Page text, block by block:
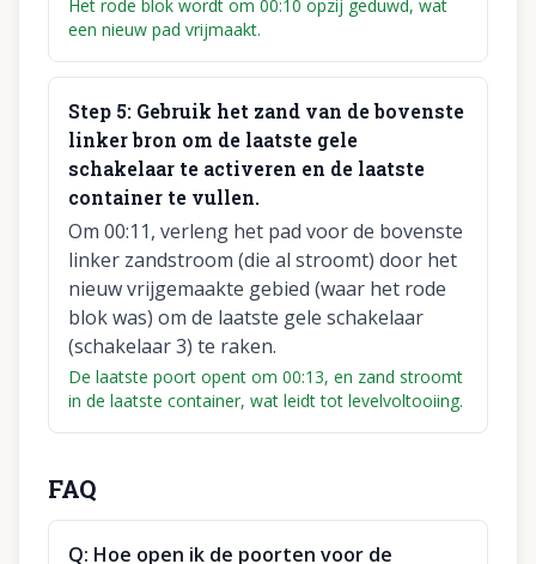
Het rode blok wordt om 00:10 opzij geduwd, wat
een nieuw pad vrijmaakt.
Step 5: Gebruik het zand van de bovenste
linker bron om de laatste gele
schakelaar te activeren en de laatste
container te vullen.
Om 00:11, verleng het pad voor de bovenste
linker zandstroom (die al stroomt) door het
nieuw vrijgemaakte gebied (waar het rode
blok was) om de laatste gele schakelaar
(schakelaar 3) te raken.
De laatste poort opent om 00:13, en zand stroomt
in de laatste container, wat leidt tot levelvoltooiing.
FAQ
Q: Hoe open ik de poorten voor de